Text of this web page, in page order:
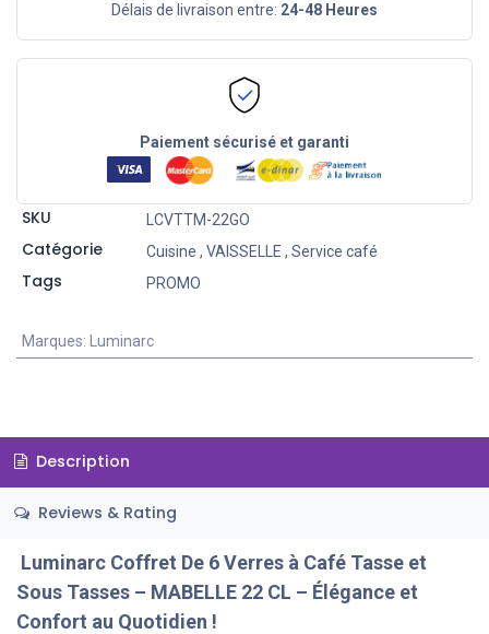
Délais de livraison entre: 24-48 Heures
Paiement sécurisé et garanti
SKU LCVTTM-22GO
Catégorie Cuisine , VAISSELLE , Service café
Tags PROMO
Marques: Luminarc
Description
Reviews & Rating
Luminarc Coffret De 6 Verres à Café Tasse et
Sous Tasses – MABELLE 22 CL – Élégance et
Confort au Quotidien !